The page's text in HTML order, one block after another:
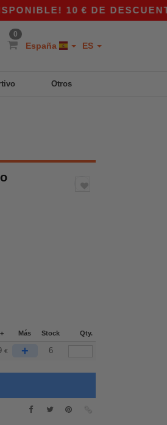
10 € DE DESCUENTO
0
España ES
Otros
Más Stock Qty.
€ + 6